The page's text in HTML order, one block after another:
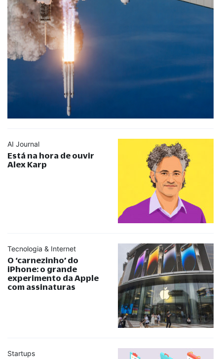
AI Journal
Está na hora de ouvir
Alex Karp
Tecnologia & Internet
O ‘carnezinho’ do
iPhone: o grande
experimento da Apple
com assinaturas
Startups